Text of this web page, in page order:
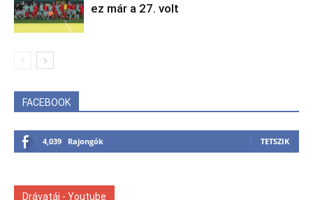
ez már a 27. volt
FACEBOOK
4,039 Rajongók TETSZIK
Drávatáj - Youtube